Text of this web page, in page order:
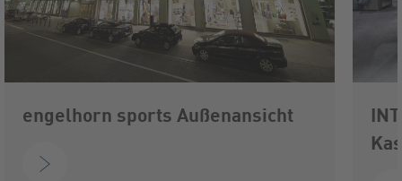
engelhorn sports Außenansicht